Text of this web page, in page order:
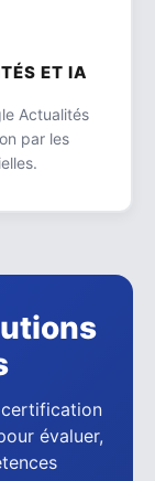
ET IA
Actualités
par les
certification
évaluer,